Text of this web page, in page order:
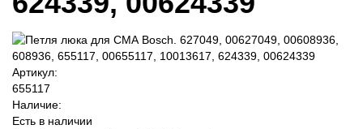
Артикул:
655117
Наличие:
Есть в наличии